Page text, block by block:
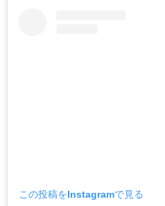
この投稿をInstagramで見る